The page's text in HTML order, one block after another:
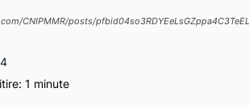
CNIPMMR/posts/
1 minute